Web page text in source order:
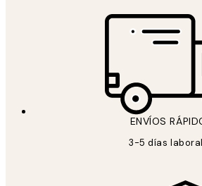
ENVÍOS
3-5 días